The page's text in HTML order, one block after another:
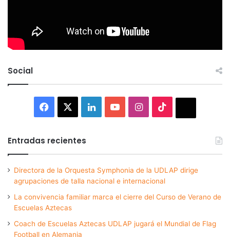
Social
Facebook LinkedInYouTubeInstagram
Entradas recientes
Directora de la Orquesta Symphonia de la UDLAP dirige
agrupaciones de talla nacional e internacional
La convivencia familiar marca el cierre del Curso de Verano de
Escuelas Aztecas
Coach de Escuelas Aztecas UDLAP jugará el Mundial de Flag
Football en Alemania